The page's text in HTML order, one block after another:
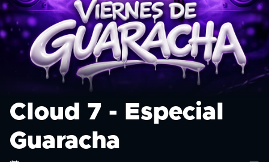
Cloud 7 - Especial
Guaracha